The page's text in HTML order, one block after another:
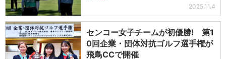
2025.11.4
センコー女子チームが初優勝! 第1
0回企業・団体対抗ゴルフ選手権が
飛鳥CCで開催